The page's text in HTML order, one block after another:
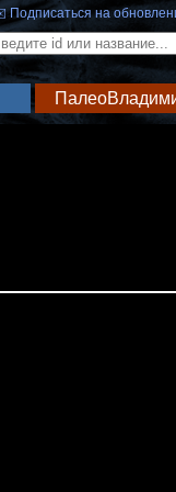
Подписаться на